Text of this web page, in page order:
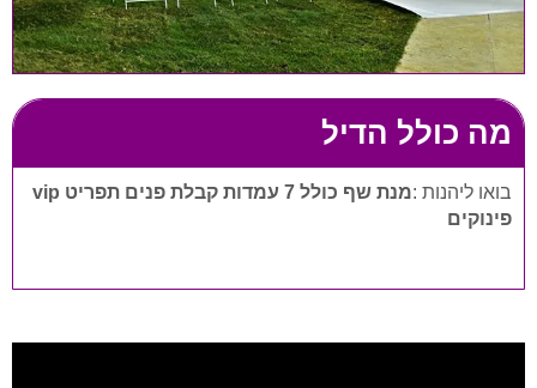
מה כולל הדיל
בואו ליהנות :
מנת שף כולל 7 עמדות קבלת פנים תפריט vip
פינוקים